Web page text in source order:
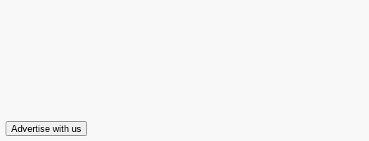
Advertise with us